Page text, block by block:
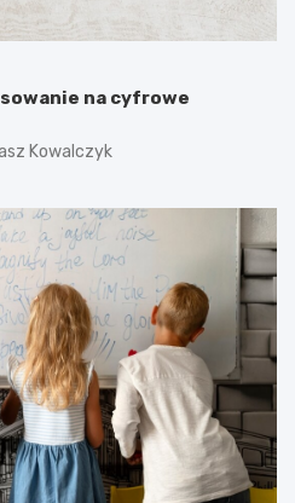
na cyfrowe
Kowalczyk